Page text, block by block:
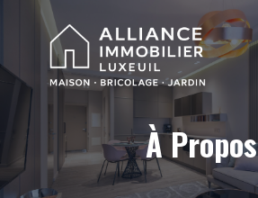
contenu
À Propos